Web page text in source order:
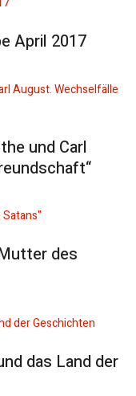
April 2017
und Carl
des
das Land der